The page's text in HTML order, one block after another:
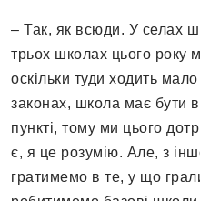
– Так, як всюди. У селах
трьох школах цього року
оскільки туди ходить мало
законах, школа має бути
пункті, тому ми цього
є, я це розумію. Але, з
гратимемо в те, у що